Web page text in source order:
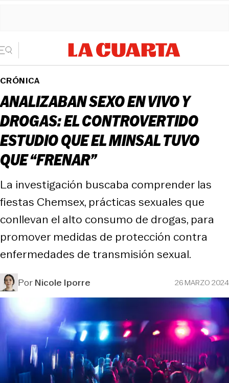
CRÓNICA
ANALIZABAN SEXO EN VIVO Y
DROGAS: EL CONTROVERTIDO
ESTUDIO QUE EL MINSAL TUVO
QUE “FRENAR”
La investigación buscaba comprender las
fiestas Chemsex, prácticas sexuales que
conllevan el alto consumo de drogas, para
promover medidas de protección contra
enfermedades de transmisión sexual.
PorNicole Iporre 26 MARZO 2024